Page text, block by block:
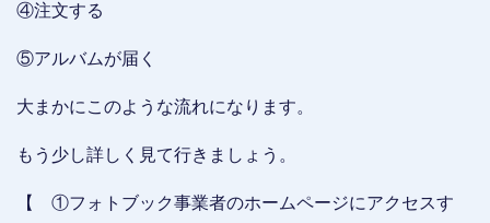
④注文する
⑤アルバムが届く
大まかにこのような流れになります。
もう少し詳しく見て行きましょう。
【 ①フォトブック事業者のホームページにアクセスす